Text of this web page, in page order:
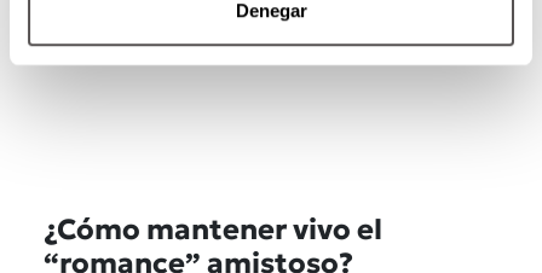
Denegar
¿Cómo mantener vivo el
“romance” amistoso?